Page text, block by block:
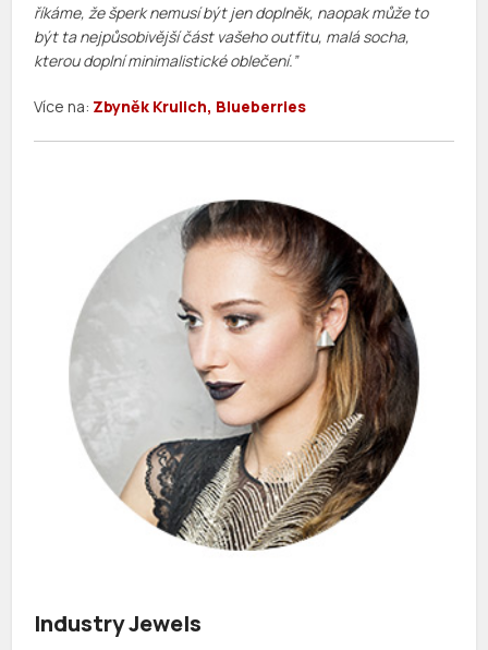
říkáme, že šperk nemusí být jen doplněk, naopak může to
být ta nejpůsobivější část vašeho outfitu, malá socha,
kterou doplní minimalistické oblečení.”
Více na: Zbyněk Krulich, Blueberries
Industry Jewels